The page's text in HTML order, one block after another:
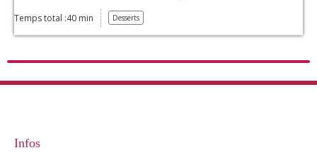
Temps total :40 min Desserts
Infos